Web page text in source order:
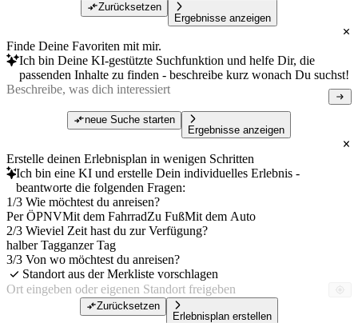
Zurücksetzen
Ergebnisse anzeigen
Finde Deine Favoriten mit mir.
Ich bin Deine KI-gestützte Suchfunktion und helfe Dir, die
passenden Inhalte zu finden - beschreibe kurz wonach Du suchst!
neue Suche starten
Ergebnisse anzeigen
Erstelle deinen Erlebnisplan in wenigen Schritten
Ich bin eine KI und erstelle Dein individuelles Erlebnis -
beantworte die folgenden Fragen:
1/3 Wie möchtest du anreisen?
Per ÖPNVMit dem FahrradZu FußMit dem Auto
2/3 Wieviel Zeit hast du zur Verfügung?
halber Tagganzer Tag
3/3 Von wo möchtest du anreisen?
Standort aus der Merkliste vorschlagen
Zurücksetzen
Erlebnisplan erstellen